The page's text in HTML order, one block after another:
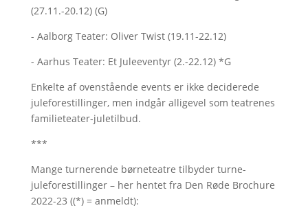
(27.11.-20.12) (G)
- Aalborg Teater: Oliver Twist (19.11-22.12)
- Aarhus Teater: Et Juleeventyr (2.-22.12) *G
Enkelte af ovenstående events er ikke deciderede
juleforestillinger, men indgår alligevel som teatrenes
familieteater-juletilbud.
***
Mange turnerende børneteatre tilbyder turne-
juleforestillinger – her hentet fra Den Røde Brochure
2022-23 ((*) = anmeldt):